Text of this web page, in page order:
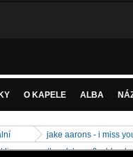
O KAPELE ALBA
jake aarons - i miss
(tyrrelstown